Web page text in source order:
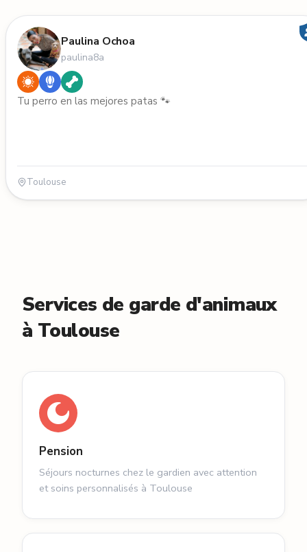
Paulina Ochoa
paulina8a
Tu perro en las mejores patas 🐾
Toulouse
Services de garde d'animaux
à Toulouse
Pension
Séjours nocturnes chez le gardien avec attention
et soins personnalisés à Toulouse